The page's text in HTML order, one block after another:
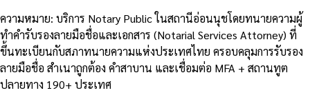
ความหมาย: บริการ Notary Public ในสถานีอ่อนนุชโดยทนายความผู้
ทำคำรับรองลายมือชื่อและเอกสาร (Notarial Services Attorney) ที่
ขึ้นทะเบียนกับสภาทนายความแห่งประเทศไทย ครอบคลุมการรับรอง
ลายมือชื่อ สำเนาถูกต้อง คำสาบาน และเชื่อมต่อ MFA + สถานทูต
ปลายทาง 190+ ประเทศ